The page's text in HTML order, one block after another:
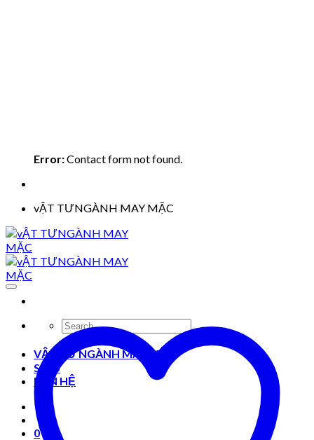
Error:Contact form not found.
vẬT TƯNGÀNH MAY MẶC
Search
for:
VẬT TƯ NGÀNH MAY MẶC
Shop
LIÊN HỆ
0